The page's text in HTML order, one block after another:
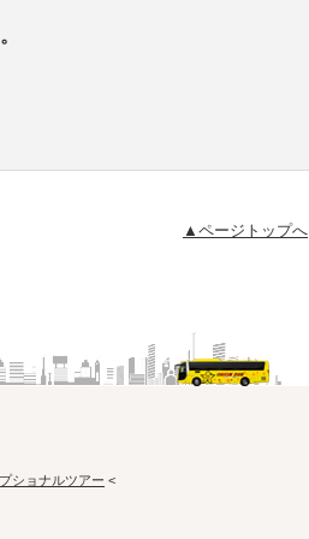
▲ページトップへ
ショナルツアー <